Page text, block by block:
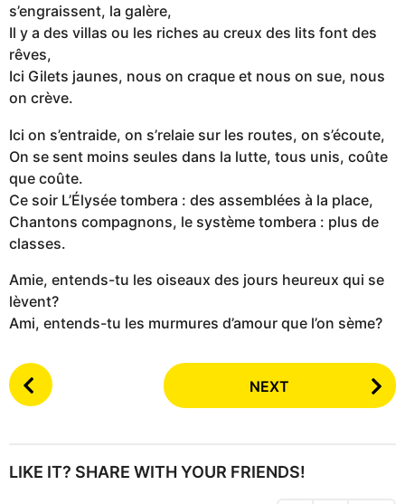
s’engraissent, la galère,
Il y a des villas ou les riches au creux des lits font des
rêves,
Ici Gilets jaunes, nous on craque et nous on sue, nous
on crève.
Ici on s’entraide, on s’relaie sur les routes, on s’écoute,
On se sent moins seules dans la lutte, tous unis, coûte
que coûte.
Ce soir L’Élysée tombera : des assemblées à la place,
Chantons compagnons, le système tombera : plus de
classes.
Amie, entends-tu les oiseaux des jours heureux qui se
lèvent?
Ami, entends-tu les murmures d’amour que l’on sème?
P
o
P
NEXT
LIKE IT? SHARE WITH YOUR FRIENDS!